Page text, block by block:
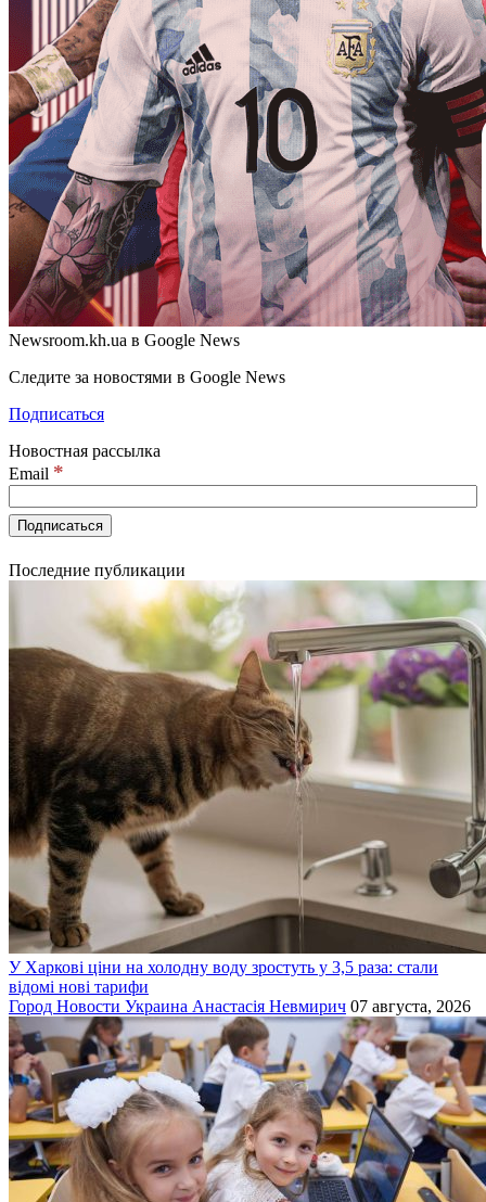
Newsroom.kh.ua в Google News
Следите за новостями в Google News
Подписаться
Новостная рассылка
Email *
Последние публикации
У Харкові ціни на холодну воду зростуть у 3,5 раза: стали
відомі нові тарифи
Город Новости Украина Анастасія Невмирич 07 августа, 2026